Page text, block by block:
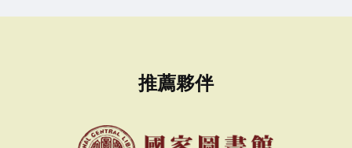
推薦夥伴